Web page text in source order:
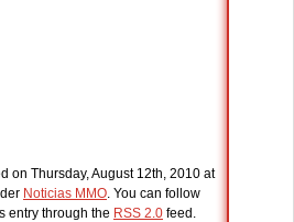
on Thursday, August 12th, 2010 at
Noticias MMO. You can follow
entry through the RSS 2.0 feed.